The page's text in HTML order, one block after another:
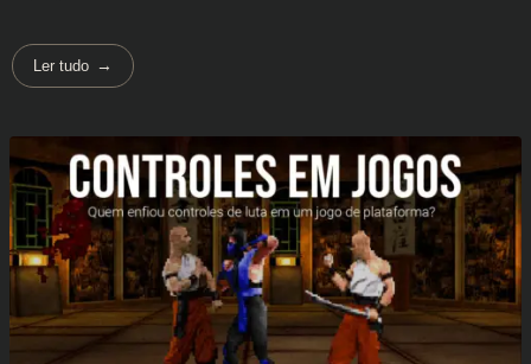
Ler tudo